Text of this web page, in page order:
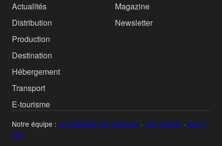
Actualités
Distribution
Production
Destination
Hébergement
Transport
E-tourisme
Magazine
Newsletter
Notre équipe : Le Quotidien du Tourisme · Tour Hebdo · Bus &
Car